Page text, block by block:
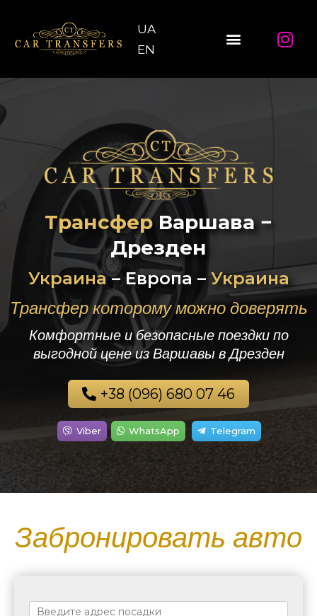
UA
EN
ТрансферВаршава −
Дрезден
Украина– Европа – Украина
Трансфер которому можно доверять
Комфортные и безопасные поездки по
выгодной цене из Варшавы в Дрезден
+38 (096) 680 07 46
Viber WhatsApp Telegram
Забронировать авто